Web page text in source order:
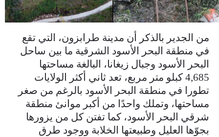
من الجدير بالذكر أن مدينة طرابزون، التي تقع
في منطقة البحر الأسود الشرقية ما بين ساحل
البحر الأسود وجبال زيغانا، البالغة مساحتها
4,685 كبلو متر مربع، تعد ثاني أكثر الولايات
تطورا في منطقة البحر الأسود بالرغم من صغر
مساحتها، وتملك واحدًا من أكبر موانئ منطقة
شرقي البحر الأسود، كما تفتن كل من يزورها
بجوّها العليل وطبيعتها الخلابة ووجود طرق